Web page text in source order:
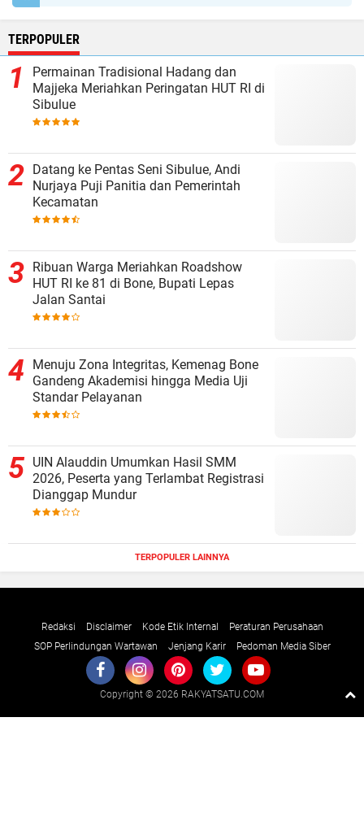
TERPOPULER
Permainan Tradisional Hadang dan
Majjeka Meriahkan Peringatan HUT RI di
Sibulue
Datang ke Pentas Seni Sibulue, Andi
Nurjaya Puji Panitia dan Pemerintah
Kecamatan
Ribuan Warga Meriahkan Roadshow
HUT RI ke 81 di Bone, Bupati Lepas
Jalan Santai
Menuju Zona Integritas, Kemenag Bone
Gandeng Akademisi hingga Media Uji
Standar Pelayanan
UIN Alauddin Umumkan Hasil SMM
2026, Peserta yang Terlambat Registrasi
Dianggap Mundur
TERPOPULER LAINNYA
Redaksi Disclaimer Kode Etik Internal
Peraturan Perusahaan
SOP Perlindungan Wartawan
Jenjang Karir Pedoman Media Siber
Copyright © 2026 RAKYATSATU.COM
Raushan